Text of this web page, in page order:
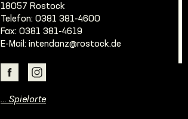
18057 Rostock
Telefon: 0381 381-4600
Fax: 0381 381-4619
E-Mail: intendanz@rostock.de
… Spielorte